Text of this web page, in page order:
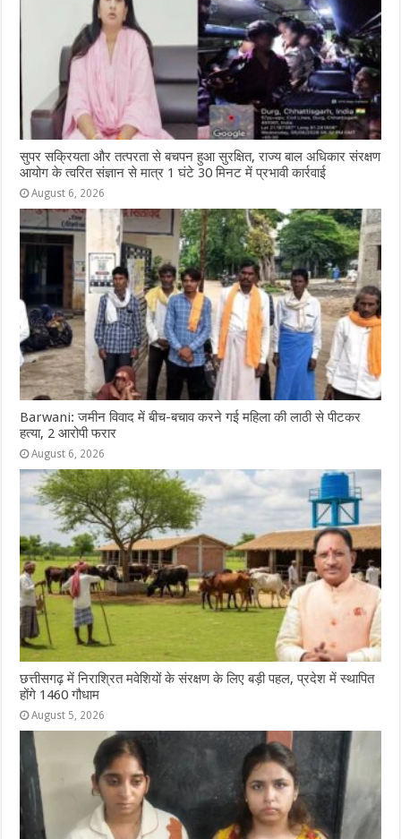
सुपर सक्रियता और तत्परता से बचपन हुआ सुरक्षित, राज्य बाल अधिकार संरक्षण
आयोग के त्वरित संज्ञान से मात्र 1 घंटे 30 मिनट में प्रभावी कार्रवाई
August 6, 2026
Barwani: जमीन विवाद में बीच-बचाव करने गई महिला की लाठी से पीटकर
हत्या, 2 आरोपी फरार
August 6, 2026
छत्तीसगढ़ में निराश्रित मवेशियों के संरक्षण के लिए बड़ी पहल, प्रदेश में स्थापित
होंगे 1460 गौधाम
August 5, 2026